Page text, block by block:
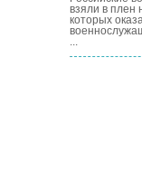
взяли в плен
которых
...